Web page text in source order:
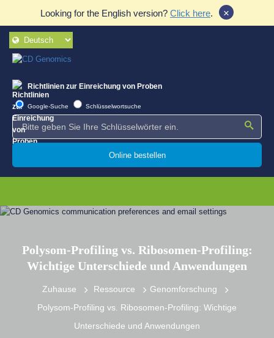
Looking for the English version? Click here. ×
Richtlinien zur Einreichung von Proben
Google-Suche Schlüsselwortsuche
Online bestellen
Polysom-Profiling vs. Ribosomen-Profiling:
Wichtige Unterschiede und Anwendungen
Zuhause Ressource
Genomforschung
Polysom-Profiling vs. Ribosomen-Profiling: Wichtige
Unterschiede und Anwendungen